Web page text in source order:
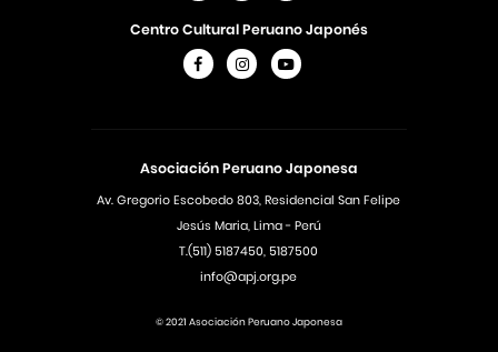
Asociación Peruano Japonesa
Av. Gregorio Escobedo 803, Residencial San Felipe
Jesús Maria, Lima - Perú
T.(511) 5187450, 5187500
info@apj.org.pe
Centro Cultural Peruano Japonés
© 2021 Asociación Peruano Japonesa